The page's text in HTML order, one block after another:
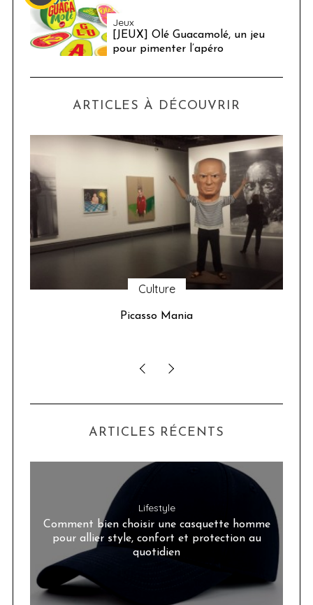
Jeux
[JEUX] Olé Guacamolé, un jeu
pour pimenter l’apéro
ARTICLES À DÉCOUVRIR
Culture
Picasso Mania
ARTICLES RÉCENTS
Lifestyle
Comment bien choisir une casquette homme
pour allier style, confort et protection au
quotidien